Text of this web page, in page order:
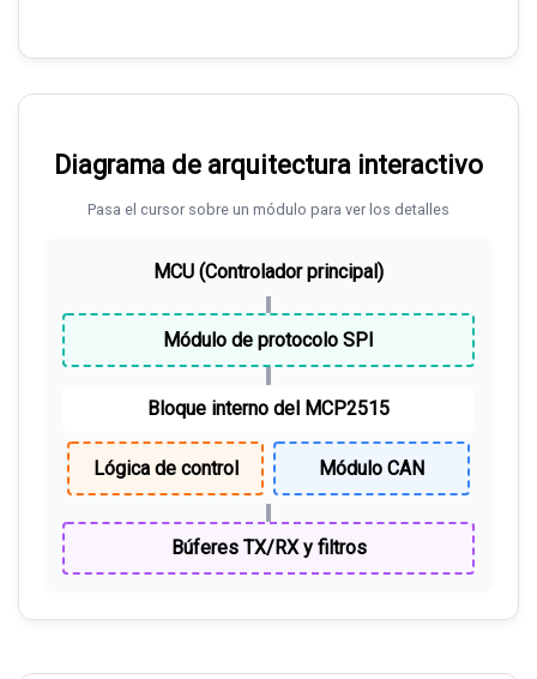
Diagrama de arquitectura interactivo
Pasa el cursor sobre un módulo para ver los detalles
MCU (Controlador principal)
Módulo de protocolo SPI
Bloque interno del MCP2515
Lógica de control Módulo CAN
Búferes TX/RX y filtros